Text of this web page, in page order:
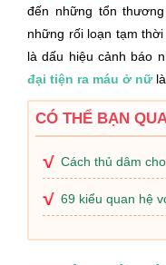
đến những tổn
những rối loạn tạm
là dấu hiệu cảnh báo
đại tiện ra máu ở nữlà
CÓ THỂ BẠN
Cách thủ dâm
69 kiểu quan hệ